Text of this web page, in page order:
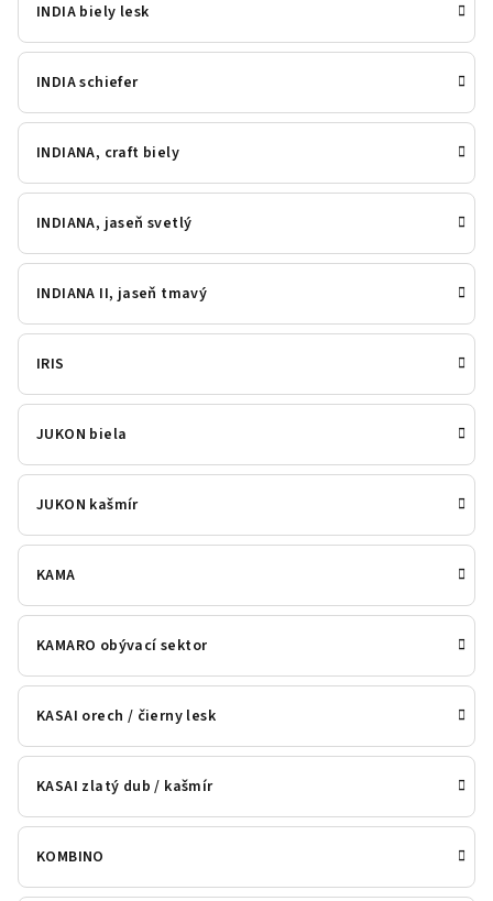
INDIA biely lesk
INDIA schiefer
INDIANA, craft biely
INDIANA, jaseň svetlý
INDIANA II, jaseň tmavý
IRIS
JUKON biela
JUKON kašmír
KAMA
KAMARO obývací sektor
KASAI orech / čierny lesk
KASAI zlatý dub / kašmír
KOMBINO